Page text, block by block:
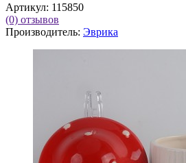
Артикул: 115850
(0) отзывов
Производитель: Эврика